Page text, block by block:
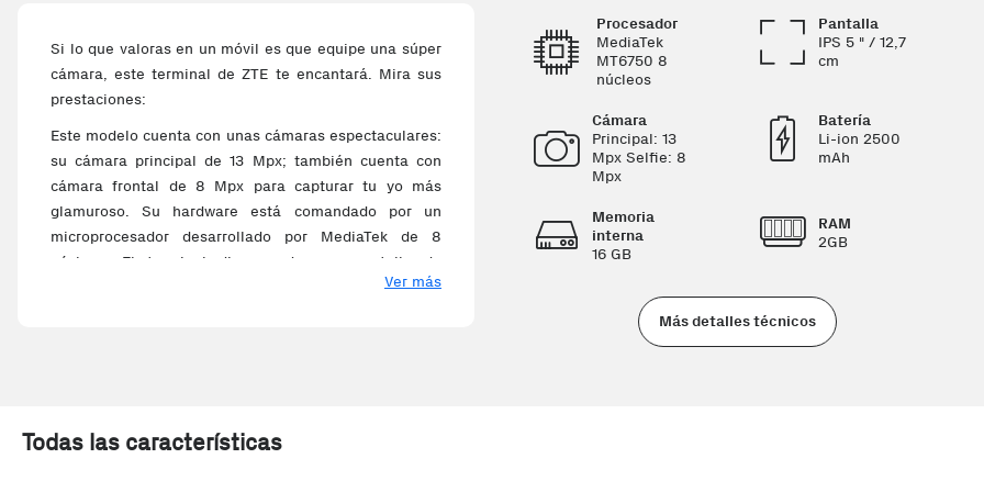
Si lo que valoras en un móvil es que equipe una súper
cámara, este terminal de ZTE te encantará. Mira sus
prestaciones:
Este modelo cuenta con unas cámaras espectaculares:
su cámara principal de 13 Mpx; también cuenta con
cámara frontal de 8 Mpx para capturar tu yo más
glamuroso. Su hardware está comandado por un
microprocesador desarrollado por MediaTek de 8
núcleos. El terminal dispone de una pantalla de
formato compacto de 5 pulgadas (12.7 cm) de diagonal
conexión de tipo Micro USB.
Ver más
Procesador
MediaTek
MT6750 8
núcleos
Pantalla
IPS 5 " / 12,7
cm
Cámara
Principal: 13
Mpx Selfie: 8
Mpx
Batería
Li-ion 2500
mAh
Memoria
interna
16 GB
RAM
2GB
Más detalles técnicos
Todas las características